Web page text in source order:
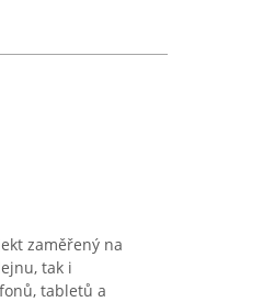
zaměřený na
tak i
tabletů a